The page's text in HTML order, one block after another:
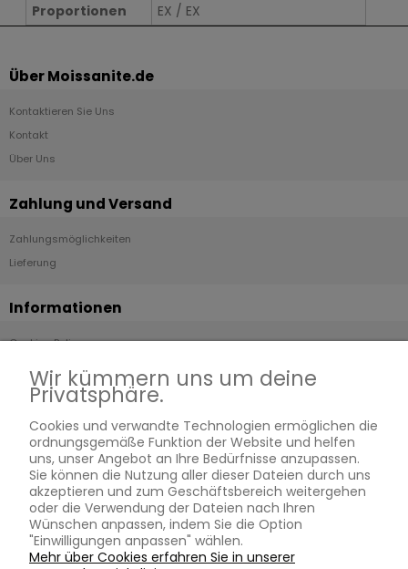
Proportionen
EX / EX
Über Moissanite.de
Kontaktieren Sie Uns
Kontakt
Über Uns
Zahlung und Versand
Zahlungsmöglichkeiten
Lieferung
Informationen
Cookies Policy
Was ist Moissanit?
Blog
Zertifizierte Steine
Kostenlose Größenkorrektur
Ewige Garantie
Gravieren
Ringgrößentabelle
Wir kümmern uns um deine
Privatsphäre.
Cookies und verwandte Technologien ermöglichen die
ordnungsgemäße Funktion der Website und helfen
uns, unser Angebot an Ihre Bedürfnisse anzupassen.
Sie können die Nutzung aller dieser Dateien durch uns
akzeptieren und zum Geschäftsbereich weitergehen
oder die Verwendung der Dateien nach Ihren
Wünschen anpassen, indem Sie die Option
"Einwilligungen anpassen" wählen.
Mehr über Cookies erfahren Sie in unserer